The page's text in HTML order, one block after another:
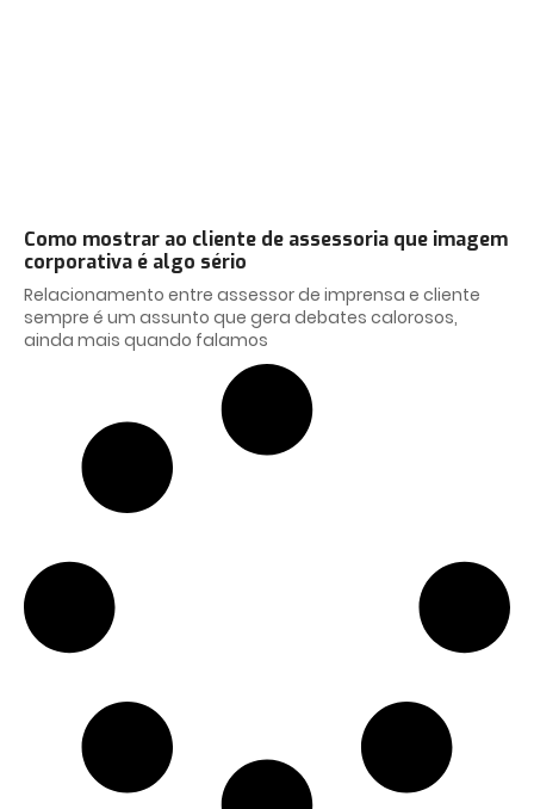
Como mostrar ao cliente de assessoria que imagem
corporativa é algo sério
Relacionamento entre assessor de imprensa e cliente
sempre é um assunto que gera debates calorosos,
ainda mais quando falamos